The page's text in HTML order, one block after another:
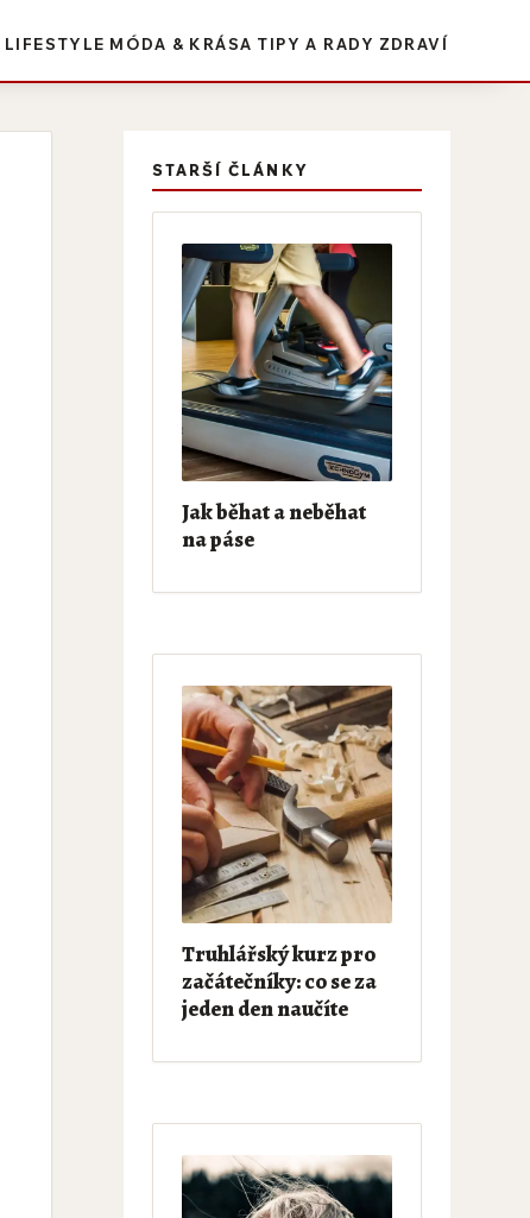
LIFESTYLE MÓDA & KRÁSA TIPY A RADY ZDRAVÍ
STARŠÍ ČLÁNKY
Jak běhat a neběhat
na páse
Truhlářský kurz pro
začátečníky: co se za
jeden den naučíte